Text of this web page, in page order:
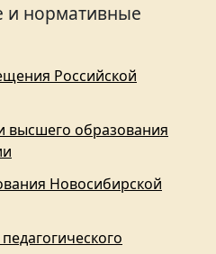
и нормативные
Российской
высшего образования
Новосибирской